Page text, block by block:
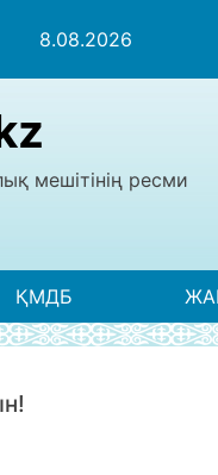
8.08.2026
мешітінің ресми
ҚМДБ